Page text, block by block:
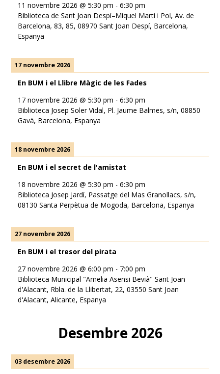
11 novembre 2026 @5:30 pm -6:30 pm
Biblioteca de Sant Joan Despí–Miquel Martí i Pol, Av. de
Barcelona, 83, 85, 08970 Sant Joan Despí, Barcelona,
Espanya
17 novembre 2026
En BUM i el Llibre Màgic de les Fades
17 novembre 2026 @5:30 pm -6:30 pm
Biblioteca Josep Soler Vidal, Pl. Jaume Balmes, s/n, 08850
Gavà, Barcelona, Espanya
18 novembre 2026
En BUM i el secret de l'amistat
18 novembre 2026 @5:30 pm -6:30 pm
Biblioteca Josep Jardí, Passatge del Mas Granollacs, s/n,
08130 Santa Perpètua de Mogoda, Barcelona, Espanya
27 novembre 2026
En BUM i el tresor del pirata
27 novembre 2026 @6:00 pm - 7:00 pm
Biblioteca Municipal "Amelia Asensi Bevià" Sant Joan
d'Alacant, Rbla. de la Llibertat, 22, 03550 Sant Joan
d'Alacant, Alicante, Espanya
Desembre 2026
03 desembre 2026